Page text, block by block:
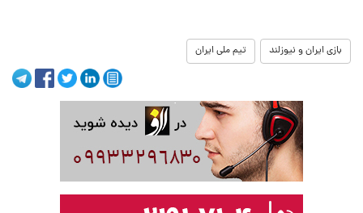
بازی ایران و نیوزلند تیم ملی ایران